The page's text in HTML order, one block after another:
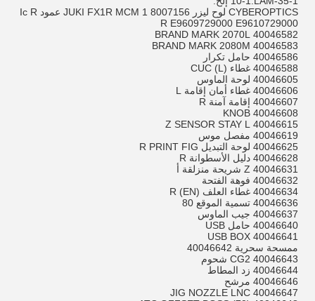
CYBEROPTICS لوح ليزر 8007156 JUKI FX1R MCM 1 عمود Ic R
R E9609729000 E9610729000
40046582 BRAND MARK 2070L
40046583 BRAND MARK 2080M
40046586 حامل تكرار
40046588 غطاء CUC (L)
40046605 لوحة الماوس
40046606 غطاء أمان إقامة L
40046607 إقامة آمنة R
40046608 KNOB
40046615 Z SENSOR STAY L
40046619 مفصل موس
40046625 لوحة التبديل R PRINT FIG
40046628 دليل الأسطوانة R
40046631 Z شريحة منزلقة أ
40046632 فوهة الفتحة
40046634 غطاء العلف R (EN)
40046636 تسمية الموقع 80
40046637 جيب الماوس
40046640 حامل USB
40046641 USB BOX
ممسحة سحرية 40046642
40046643 CG2 شحوم
40046644 زد المطاط
40046646 مرشح
40046647 JIG NOZZLE LNC